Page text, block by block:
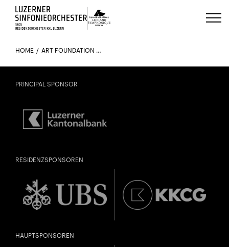
Luzerns Klavierfestival «Le Piano
HOME ART FOUNDATION MENTOR LUCERNE
PRINCIPAL SPONSOR
RESIDENZSPONSOREN
HAUPTSPONSOREN